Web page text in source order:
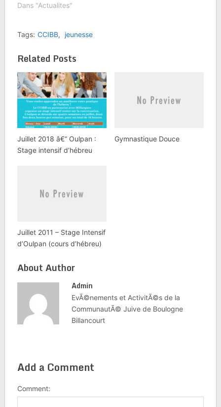
Dans "Actualites"
Tags: CCIBB, jeunesse
Related Posts
Juillet 2018 â€“ Oulpan :
Stage intensif d’hébreu
Gymnastique Douce
Juillet 2011 – Stage Intensif
d’Oulpan (cours d’hébreu)
About Author
Admin
EvÃ©nements et ActivitÃ©s de la
CommunautÃ© Juive de Boulogne
Billancourt
Add a Comment
Comment: